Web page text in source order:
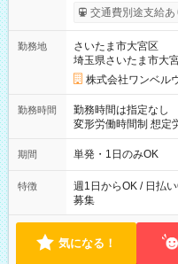
いOK！（規定あり
ンビニATMから 日払い分
交通費別途支給あ
勤務地
さいたま市大宮区
埼玉県さいたま市大
株式会社ワンベル
勤務時間
勤務時間は指定なし
変形労働時間制 想定労働時間160
～21：00
期間 単発・1日のみOK
特徴
週1日からOK / 日払
募集
気になる！